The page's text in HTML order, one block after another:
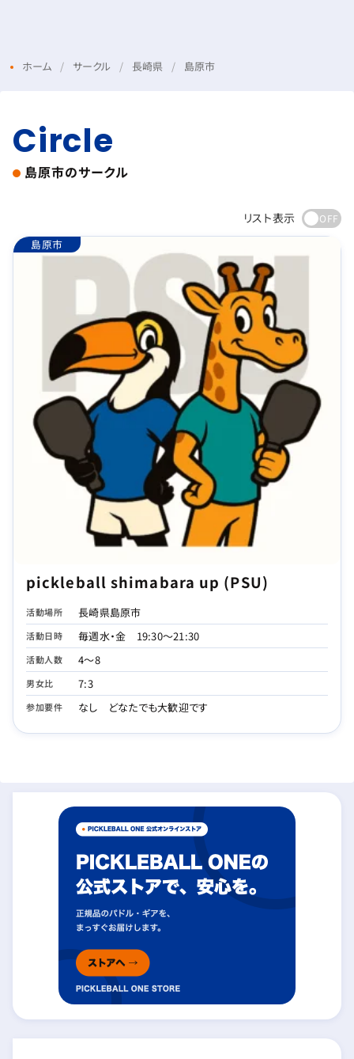
ホーム サークル 長崎県 島原市
Circle
島原市のサークル
リスト表示
島原市
pickleball shimabara up (PSU)
活動場所 長崎県島原市
活動日時 毎週水・金 19:30～21:30
活動人数 4～8
男女比 7:3
参加要件 なし どなたでも大歓迎です